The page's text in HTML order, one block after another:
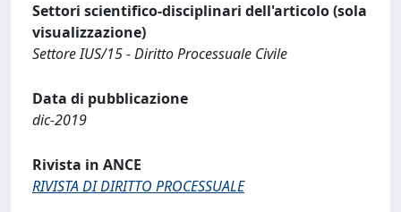
Settori scientifico-disciplinari dell'articolo (sola
visualizzazione)
Settore IUS/15 - Diritto Processuale Civile
Data di pubblicazione
dic-2019
Rivista in ANCE
RIVISTA DI DIRITTO PROCESSUALE